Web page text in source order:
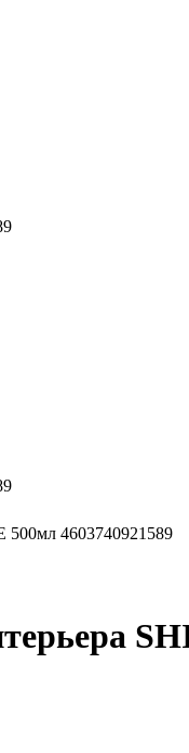
500мл 4603740921589